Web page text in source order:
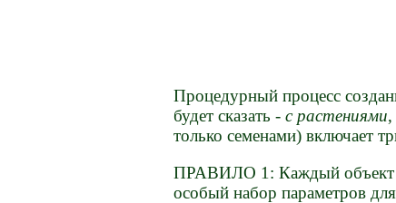
Процедурный процесс
будет сказать -с растениями
только семенами) включает
ПРАВИЛО 1: Каждый объект
особый набор параметров